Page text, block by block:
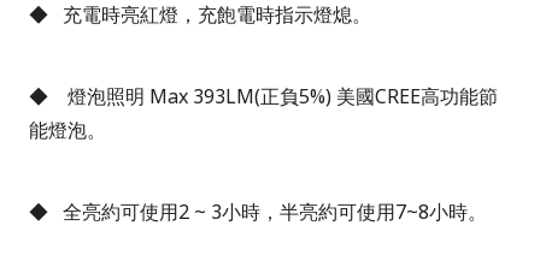
◆ 充電時亮紅燈，充飽電時指示燈熄。
◆ 燈泡照明 Max 393LM(正負5%) 美國CREE高功能節
能燈泡。
◆ 全亮約可使用2 ~ 3小時，半亮約可使用7~8小時。